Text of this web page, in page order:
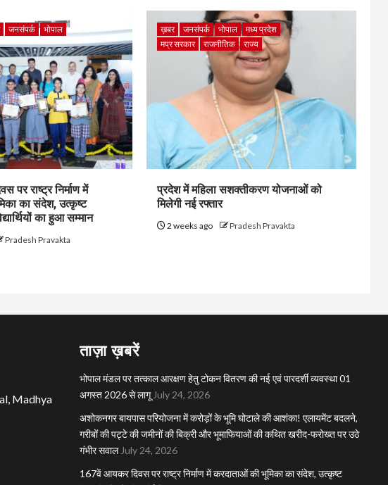
जनसंपर्क
भोपाल
पर राष्ट्र निर्माण में
का संदेश, उत्कृष्ट
का हुआ सम्मान
Pradesh Pravakta
ख़बर जनसंपर्क भोपाल
मध्य प्रदेश
मप्र सरकार
राजनीतिक राज्य
प्रदेश में महिला सशक्तीकरण योजनाओं को
मिलेगी नई रफ्तार
2 weeks ago Pradesh Pravakta
Madhya
ताज़ा ख़बरें
भोपाल मंडल पर तत्काल आरक्षण हेतु टोकन वितरण की नई एवं पारदर्शी व्यवस्था 01
अगस्त 2026 से लागू July 24, 2026
अशोकनगर बायपास परियोजना में करोड़ों के भूमि घोटाले की आशंका! एलायमेंट बदलने,
गरीबों की पट्टे की जमीनों की बिक्री और भूमाफियाओं की कथित खरीद-फरोख्त पर उठे
गंभीर सवाल July 24, 2026
167वें आयकर दिवस पर राष्ट्र निर्माण में करदाताओं की भूमिका का संदेश, उत्कृष्ट